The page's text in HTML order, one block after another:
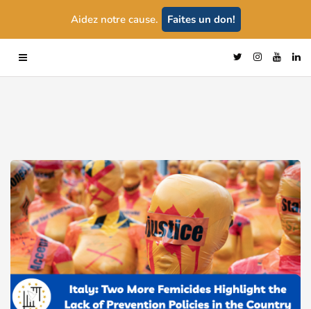
Aidez notre cause. Faites un don!